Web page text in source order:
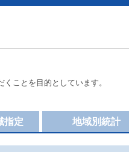
ことを目的としています。
地域別統計
指定